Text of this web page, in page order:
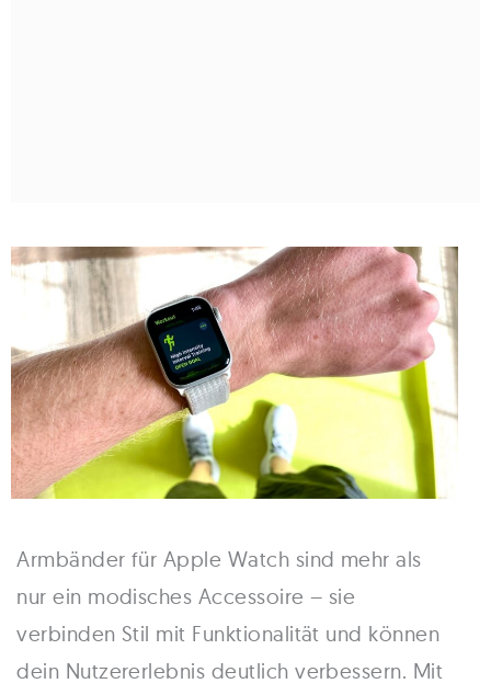
Armbänder für Apple Watch sind mehr als
nur ein modisches Accessoire – sie
verbinden Stil mit Funktionalität und können
dein Nutzererlebnis deutlich verbessern. Mit